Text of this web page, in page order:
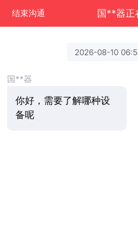
结束沟通 国**器正
2026-08-10
国**器
你好，需要了解哪种设
备呢